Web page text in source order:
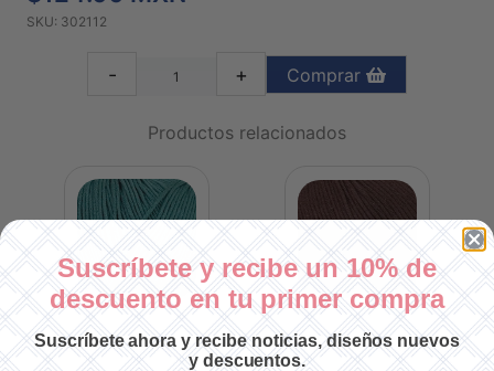
SKU: 302112
- + Comprar
Productos relacionados
NATURA JUST COTTON N-504 NATURA JUST COTTON N-502
Suscríbete y recibe un 10% de
descuento en tu primer compra
Suscríbete ahora y recibe noticias, diseños nuevos
y descuentos.